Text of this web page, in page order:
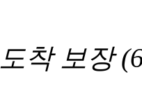
도착 보장(